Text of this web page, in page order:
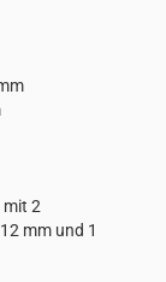
2
mm und 1